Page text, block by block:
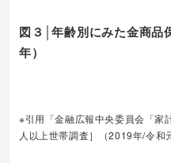
図３│年齢別にみた金商品
年）
※引用「金融広報中央委員会「家
人以上世帯調査］（2019年/令和